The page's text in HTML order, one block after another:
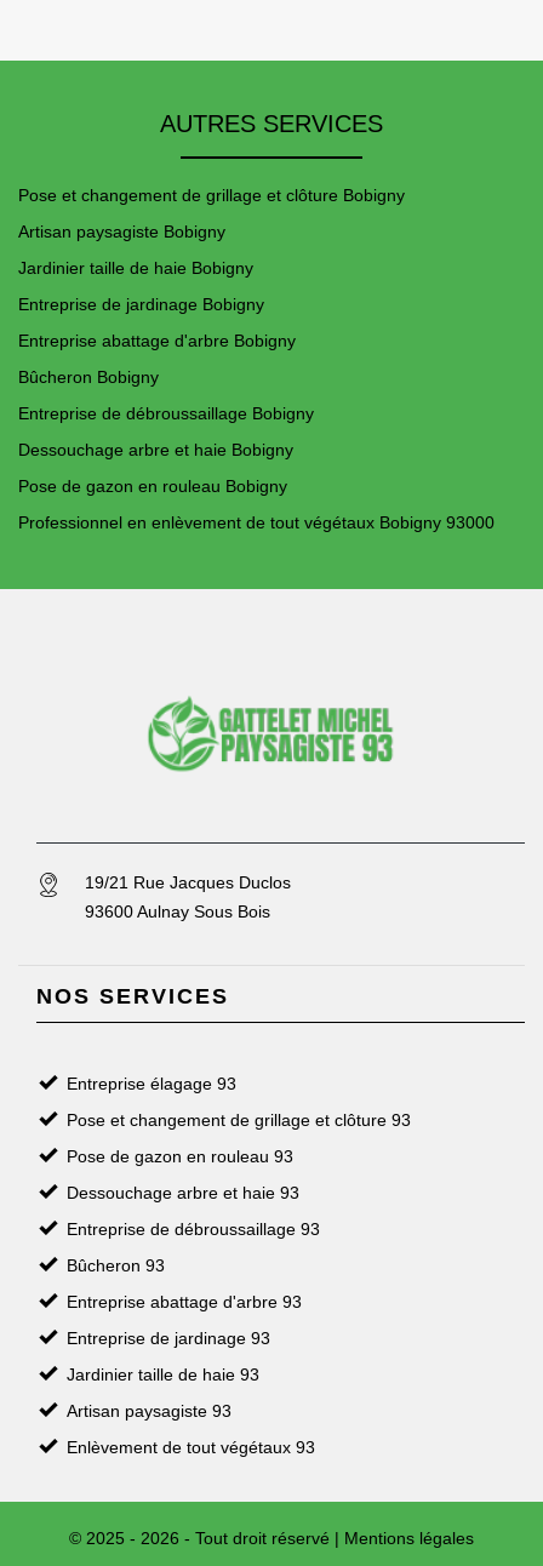
AUTRES SERVICES
Pose et changement de grillage et clôture Bobigny
Artisan paysagiste Bobigny
Jardinier taille de haie Bobigny
Entreprise de jardinage Bobigny
Entreprise abattage d'arbre Bobigny
Bûcheron Bobigny
Entreprise de débroussaillage Bobigny
Dessouchage arbre et haie Bobigny
Pose de gazon en rouleau Bobigny
Professionnel en enlèvement de tout végétaux Bobigny 93000
19/21 Rue Jacques Duclos
93600 Aulnay Sous Bois
NOS SERVICES
Entreprise élagage 93
Pose et changement de grillage et clôture 93
Pose de gazon en rouleau 93
Dessouchage arbre et haie 93
Entreprise de débroussaillage 93
Bûcheron 93
Entreprise abattage d'arbre 93
Entreprise de jardinage 93
Jardinier taille de haie 93
Artisan paysagiste 93
Enlèvement de tout végétaux 93
© 2025 - 2026 - Tout droit réservé | Mentions légales